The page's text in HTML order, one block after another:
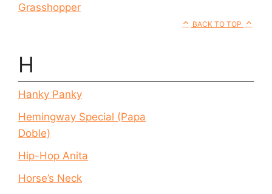
Grasshopper
BACK TO TOP
H
Hanky Panky
Hemingway Special (Papa
Doble)
Hip-Hop Anita
Horse’s Neck